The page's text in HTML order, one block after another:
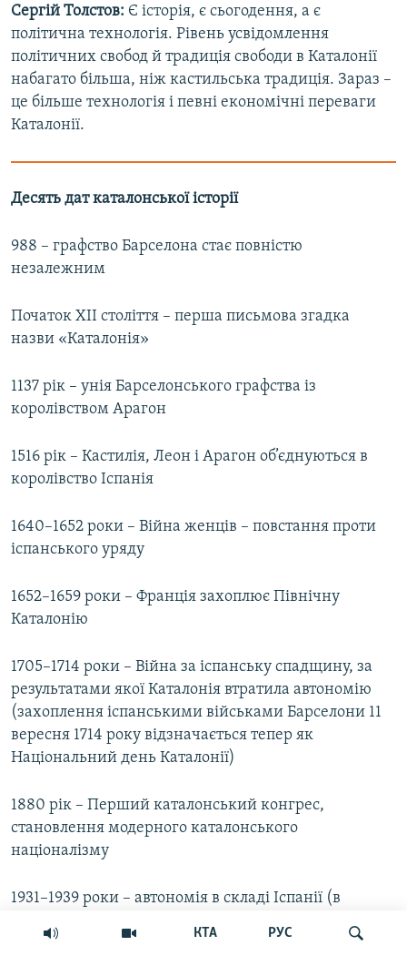
КТА РУС
Сергій Толстов: Є історія, є сьогодення, а є
політична технологія. Рівень усвідомлення
політичних свобод й традиція свободи в Каталонії
набагато більша, ніж кастильська традиція. Зараз –
це більше технологія і певні економічні переваги
Каталонії.
Десять дат каталонської історії
988 – графство Барселона стає повністю
незалежним
Початок ХІІ століття – перша письмова згадка
назви «Каталонія»
1137 рік – унія Барселонського графства із
королівством Арагон
1516 рік – Кастилія, Леон і Арагон об’єднуються в
королівство Іспанія
1640–1652 роки – Війна женців – повстання проти
іспанського уряду
1652–1659 роки – Франція захоплює Північну
Каталонію
1705–1714 роки – Війна за іспанську спадщину, за
результатами якої Каталонія втратила автономію
(захоплення іспанськими військами Барселони 11
вересня 1714 року відзначається тепер як
Національний день Каталонії)
1880 рік – Перший каталонський конгрес,
становлення модерного каталонського
націоналізму
1931–1939 роки – автономія в складі Іспанії (в
перебував в екзилі)